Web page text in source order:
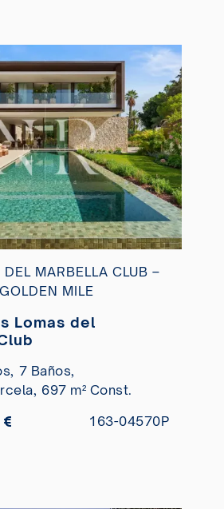
MARBELLA CLUB –
MILE
Lomas del
7 Baños,
697 m² Const.
163-04570P